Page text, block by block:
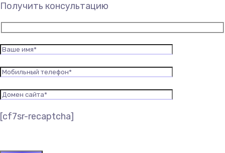
Получить консультацию
[cf7sr-recaptcha]